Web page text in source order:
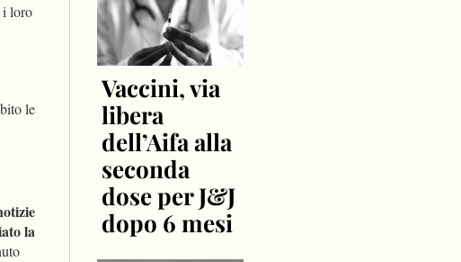
i loro
le
la
Vaccini, via
libera
dell’Aifa alla
seconda
dose per J&J
dopo 6 mesi